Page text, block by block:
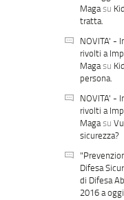
Magasu
tratta.
NOVITA' -
rivolti a
Magasu
persona.
NOVITA' -
rivolti a
Magasu
sicurezza?
Difesa
di Difesa
2016 a oggi